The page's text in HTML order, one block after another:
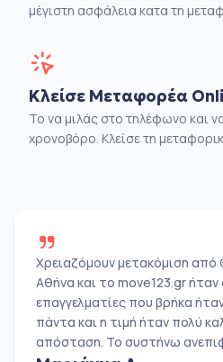
μέγιστη ασφάλεια κατα τη
Κλείσε Μεταφορέα
Το να μιλάς στο τηλέφωνο και να
χρονοβόρο. Κλείσε τη
Χρειαζόμουν μετακόμιση από
Αθήνα και το move123.gr
επαγγελματίες που βρήκα
πάντα και η τιμή ήταν πολύ
απόσταση. Το συστήνω